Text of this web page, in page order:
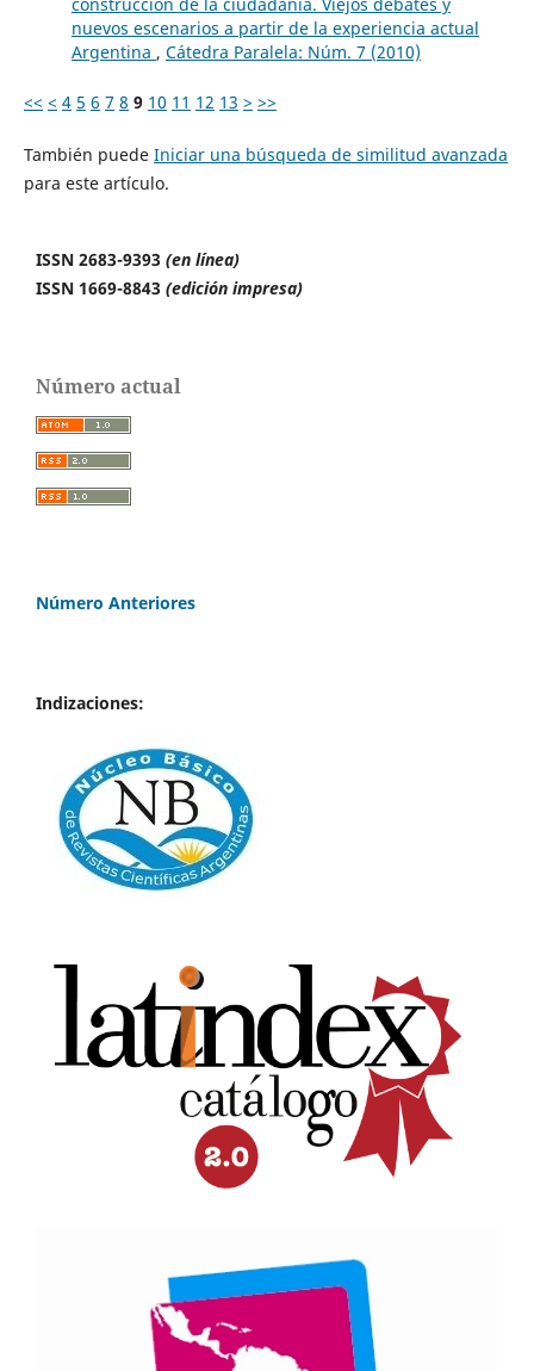
nuevos escenarios a partir de la experiencia actual
Argentina , Cátedra Paralela: Núm. 7 (2010)
<< < 4 5 6 7 8 9 10 11 12 13 > >>
También puede Iniciar una búsqueda de similitud avanzada
para este artículo.
ISSN 2683-9393 (en línea)
ISSN 1669-8843 (edición impresa)
Número actual
Número Anteriores
Indizaciones: